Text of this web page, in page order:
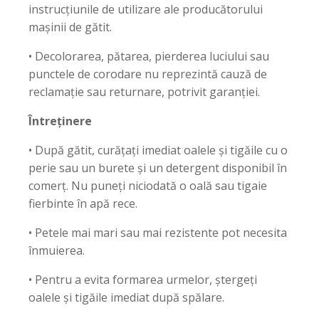
instrucțiunile de utilizare ale producătorului
mașinii de gătit.
• Decolorarea, pătarea, pierderea luciului sau
punctele de corodare nu reprezintă cauză de
reclamație sau returnare, potrivit garanției.
Întreținere
• După gătit, curățați imediat oalele și tigăile cu o
perie sau un burete și un detergent disponibil în
comerț. Nu puneți niciodată o oală sau tigaie
fierbinte în apă rece.
• Petele mai mari sau mai rezistente pot necesita
înmuierea.
• Pentru a evita formarea urmelor, ștergeți
oalele și tigăile imediat după spălare.